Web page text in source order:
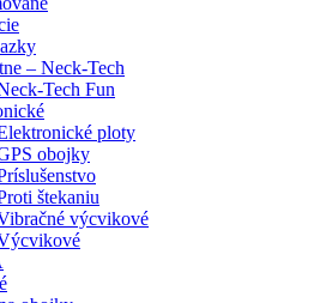
– Neck-Tech
Tech Fun
ploty
obojky
štekaniu
výcvikové